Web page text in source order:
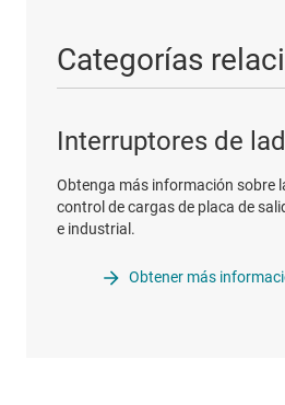
Categorías
Interruptores de
Obtenga más información sobre
control de cargas de placa de
e industrial.
Obtener más